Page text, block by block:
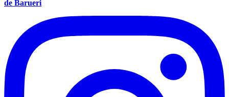
Corinthians
de Barueri